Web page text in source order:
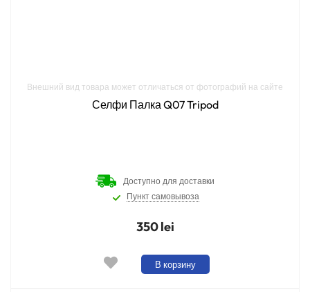
Внешний вид товара может отличаться от фотографий на сайте
Селфи Палка Q07 Tripod
Доступно для доставки
Пункт самовывоза
350 lei
В корзину